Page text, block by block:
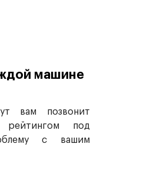
машине
вам позвонит
под
с вашим